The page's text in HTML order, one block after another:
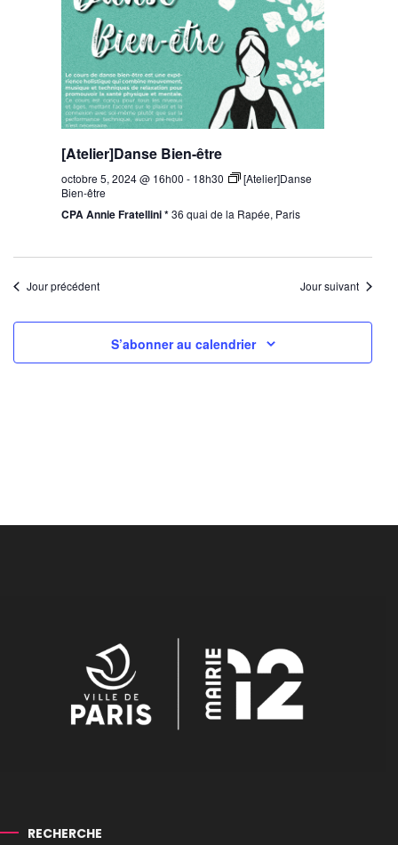
[Atelier]Danse Bien-être
octobre 5, 2024 @ 16h00 - 18h30
[Atelier]Danse
Bien-être
CPA Annie Fratellini *36 quai de la Rapée, Paris
Jour précédent Jour suivant
S’abonner au calendrier
RECHERCHE